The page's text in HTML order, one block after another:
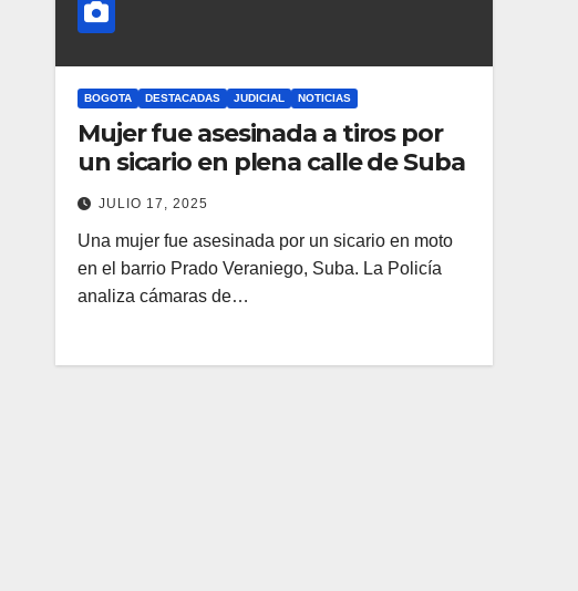
BOGOTA DESTACADAS JUDICIAL NOTICIAS
Mujer fue asesinada a tiros por
un sicario en plena calle de Suba
JULIO 17, 2025
Una mujer fue asesinada por un sicario en moto
en el barrio Prado Veraniego, Suba. La Policía
analiza cámaras de…